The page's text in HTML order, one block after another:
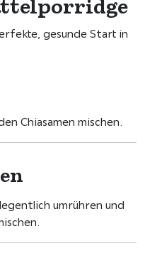
gesunde Start in
Chiasamen mischen.
umrühren und